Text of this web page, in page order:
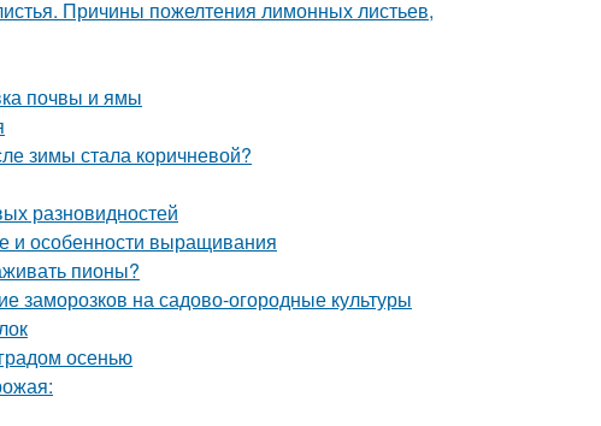
Причины пожелтения лимонных листьев,
почвы и ямы
зимы стала коричневой?
разновидностей
и особенности выращивания
пионы?
заморозков на садово-огородные культуры
осенью